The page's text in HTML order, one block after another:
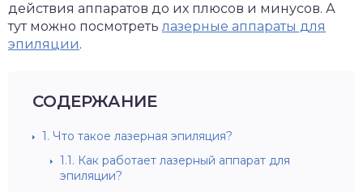
действия аппаратов до их плюсов и минусов. А
тут можно посмотретьлазерные аппараты для
эпиляции.
СОДЕРЖАНИЕ
1. Что такое лазерная эпиляция?
1.1. Как работает лазерный аппарат для
эпиляции?